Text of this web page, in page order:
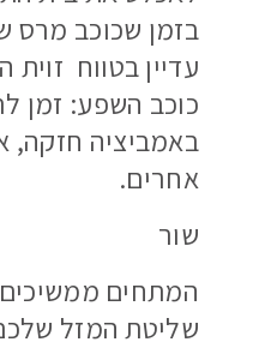
בזמן שכוכב מרס
עדיין בטווח זוית
כוכב השפע: זמן
באמביציה חזקה,
אחרים.
שור
המתחים
שליטת המזל